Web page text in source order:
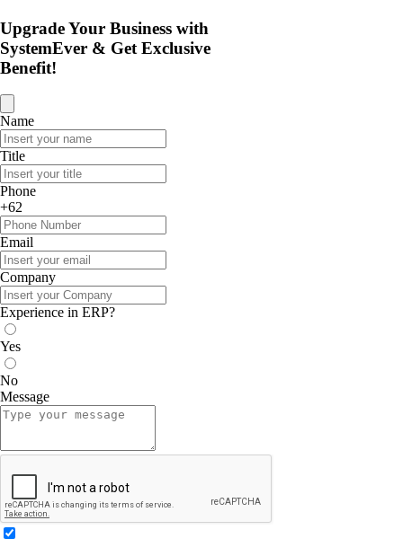
Upgrade Your Business with
SystemEver & Get Exclusive
Benefit!
Name
Title
Phone
+62
Email
Company
Experience in ERP?
Yes
No
Message